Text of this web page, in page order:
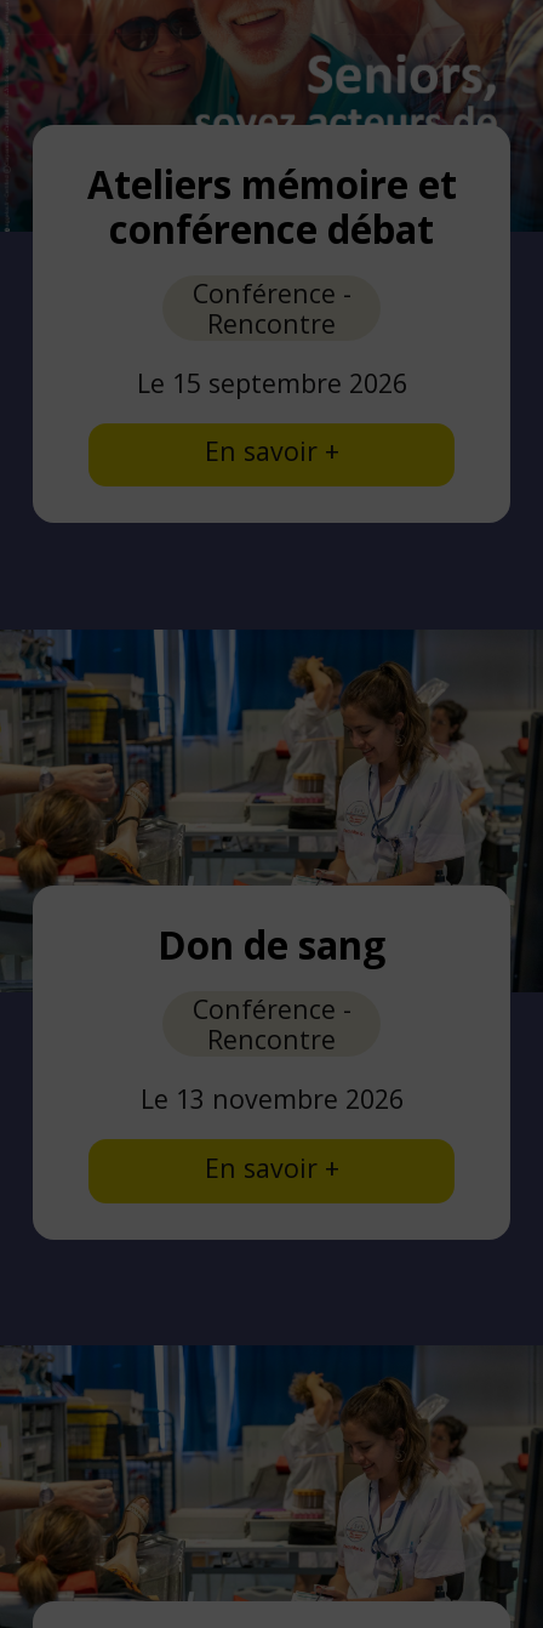
Ateliers mémoire et
conférence débat
Conférence -
Rencontre
Le 15 septembre 2026
En savoir +
Don de sang
Conférence -
Rencontre
Le 13 novembre 2026
En savoir +